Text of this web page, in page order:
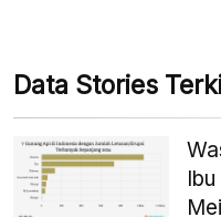
Data Stories